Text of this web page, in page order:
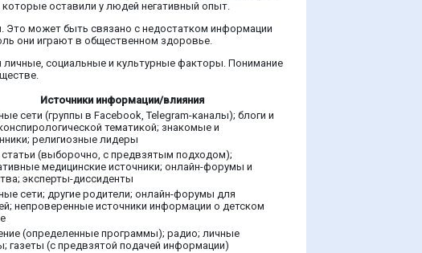
оставили у людей негативный опыт.
может быть связано с недостатком информации
они играют в общественном здоровье.
социальные и культурные факторы. Понимание
Источники информации/влияния
сети (группы в Facebook, Telegram-каналы); блоги и
тематикой; знакомые и
религиозные лидеры
(выборочно, с предвзятым подходом);
медицинские источники; онлайн-форумы и
эксперты-диссиденты
сети; другие родители; онлайн-форумы для
непроверенные источники информации о детском
(определенные программы); радио; личные
газеты (с предвзятой подачей информации)